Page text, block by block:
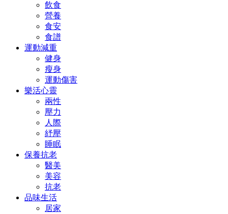
飲食
營養
食安
食譜
運動減重
健身
瘦身
運動傷害
樂活心靈
兩性
壓力
人際
紓壓
睡眠
保養抗老
醫美
美容
抗老
品味生活
居家